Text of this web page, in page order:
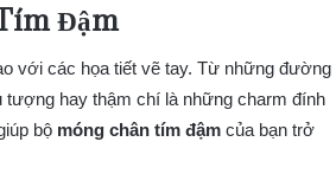
Đậm
với các họa tiết vẽ tay. Từ những đường
tượng hay thậm chí là những charm đính
bộ móng chân tím đậm của bạn trở